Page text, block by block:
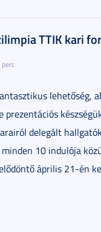
TTIK kari
perc
lehetőség,
prezentációs
delegált
10 indulója
április 21-én